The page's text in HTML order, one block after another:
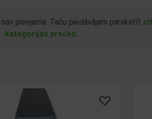
pieejama. Taču piedāvājam parskatīt
kategorijas preces.